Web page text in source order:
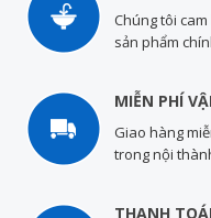
Chúng tôi
sản phẩm
MIỄN PHÍ
Giao hàng
trong nội
THANH